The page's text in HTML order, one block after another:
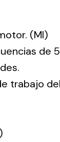
(MI)
de
trabajo